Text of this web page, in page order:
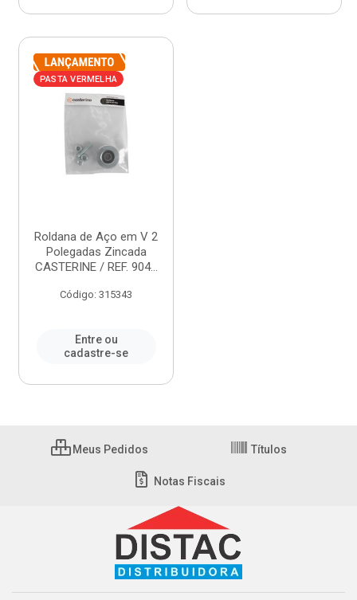
PASTA VERMELHA
Roldana de Aço em V 2
Polegadas Zincada
CASTERINE / REF. 904...
Código: 315343
Entre ou
cadastre-se
Meus Pedidos Títulos
Notas Fiscais